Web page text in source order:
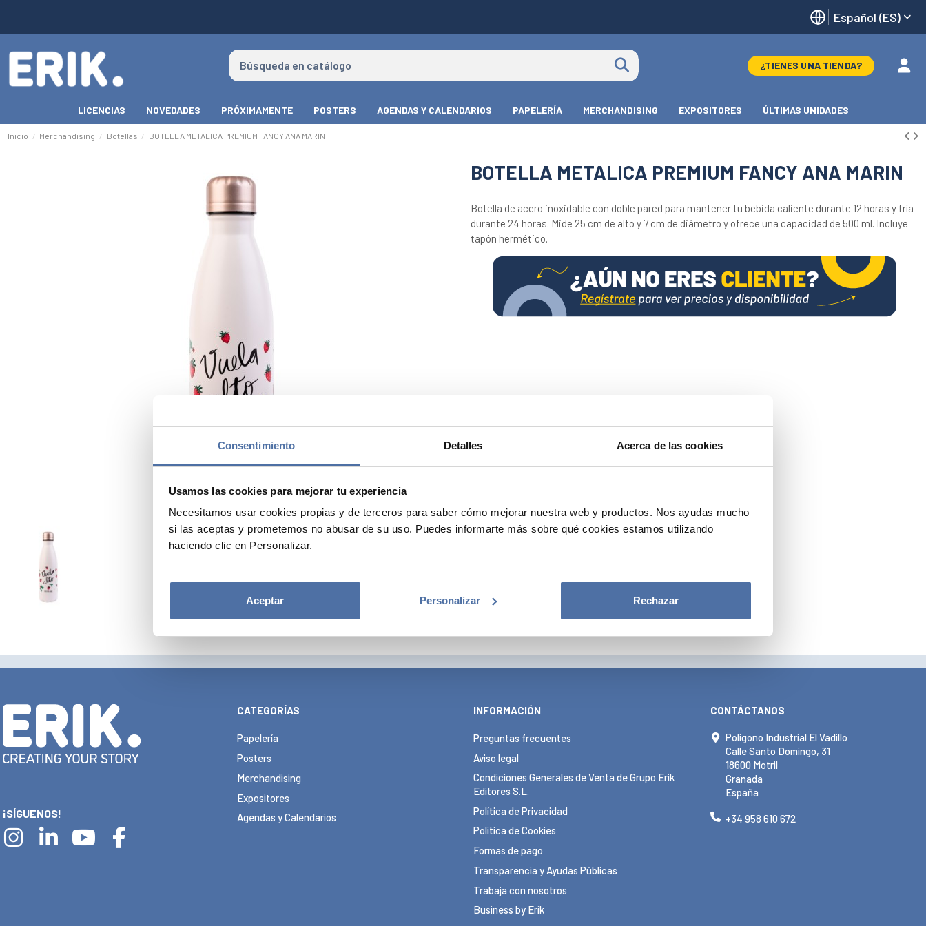
Consentimiento Detalles Acerca de las cookies
Usamos las cookies para mejorar tu experiencia
Necesitamos usar cookies propias y de terceros para saber cómo mejorar nuestra web y productos. Nos ayudas mucho
si las aceptas y prometemos no abusar de su uso. Puedes informarte más sobre qué cookies estamos utilizando
haciendo clic en Personalizar.
Rechazar
Personalizar
Aceptar
Español (ES)
¿TIENES UNA TIENDA?
LICENCIAS NOVEDADES PRÓXIMAMENTE POSTERS AGENDAS Y CALENDARIOS PAPELERÍA MERCHANDISING EXPOSITORES ÚLTIMAS UNIDADES
Inicio Merchandising Botellas BOTELLA METALICA PREMIUM FANCY ANA MARIN
BOTELLA METALICA PREMIUM FANCY ANA MARIN
Botella de acero inoxidable con doble pared para mantener tu bebida caliente durante 12 horas y fría
durante 24 horas. Mide 25 cm de alto y 7 cm de diámetro y ofrece una capacidad de 500 ml. Incluye
tapón hermético.
¡SÍGUENOS!
CATEGORÍAS
Papelería
Posters
Merchandising
Expositores
Agendas y Calendarios
INFORMACIÓN
Preguntas frecuentes
Aviso legal
Condiciones Generales de Venta de Grupo Erik
Editores S.L.
Política de Privacidad
Política de Cookies
Formas de pago
Transparencia y Ayudas Públicas
Trabaja con nosotros
Business by Erik
CONTÁCTANOS
Polígono Industrial El Vadillo
Calle Santo Domingo, 31
18600 Motril
Granada
España
+34 958 610 672